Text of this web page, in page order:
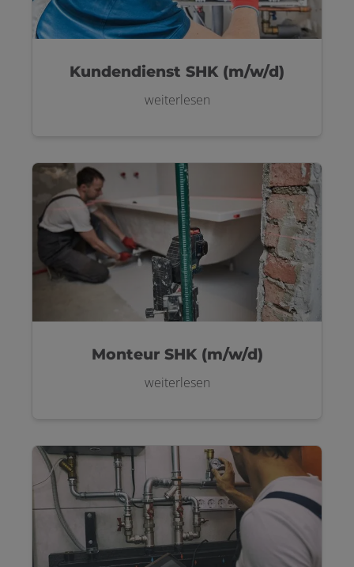
Kundendienst SHK (m/w/d)
weiterlesen
Monteur SHK (m/w/d)
weiterlesen